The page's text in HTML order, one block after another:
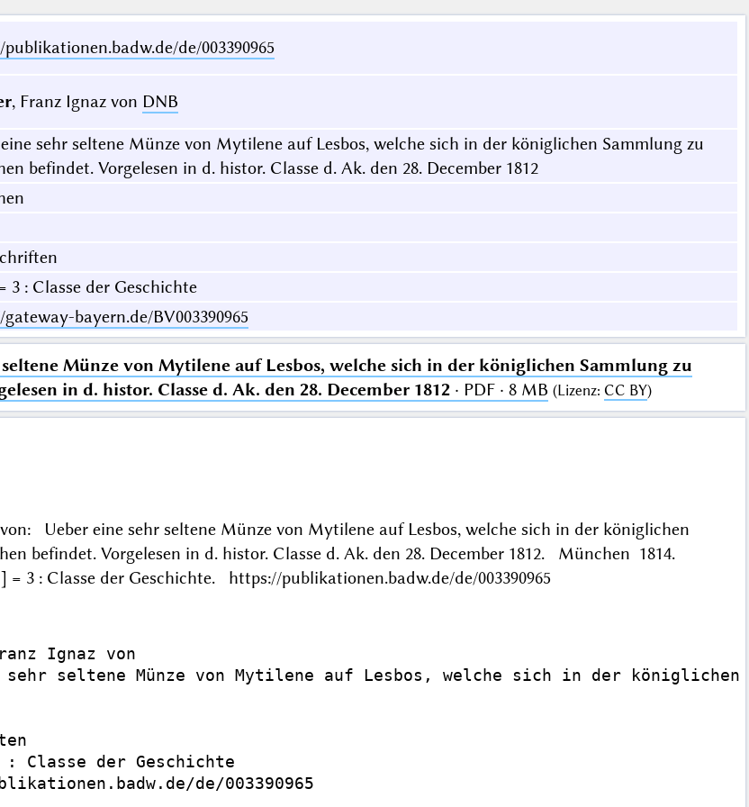
de/003390965
, Franz Ignaz von DNB
sehr seltene Münze von Mytilene auf Lesbos, welche sich in der königlichen Sammlung zu
befindet. Vorgelesen in d. histor. Classe d. Ak. den 28. December 1812
3 : Classe der Geschichte
bayern.de/BV003390965
Münze von Mytilene auf Lesbos, welche sich in der königlichen Sammlung zu
in d. histor. Classe d. Ak. den 28. December 1812· PDF · 8 MB (Lizenz: CC BY)
Ueber eine sehr seltene Münze von Mytilene auf Lesbos, welche sich in der königlichen
befindet. Vorgelesen in d. histor. Classe d. Ak. den 28. December 1812. München 1814.
= 3 : Classe der Geschichte. https://publikationen.badw.de/de/003390965
Ignaz von
seltene Münze von Mytilene auf Lesbos, welche sich in der
Classe der Geschichte
de/003390965